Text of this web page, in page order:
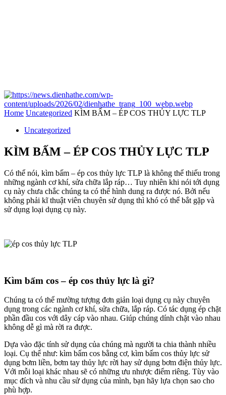
Home Uncategorized KÌM BẤM – ÉP COS THỦY LỰC TLP
Uncategorized
KÌM BẤM – ÉP COS THỦY LỰC TLP
Có thể nói, kìm bấm – ép cos thủy lực TLP là không thể thiếu trong
những ngành cơ khí, sửa chữa lắp ráp… Tuy nhiên khi nói tới dụng
cụ này chưa chắc chúng ta có thể hình dung ra được nó. Bởi nếu
không phải kĩ thuật viên chuyên sử dụng thì khó có thể bắt gặp và
sử dụng loại dụng cụ này.
Kìm bấm cos – ép cos thủy lực là gì?
Chúng ta có thể mường tượng đơn giản loại dụng cụ này chuyên
dụng trong các ngành cơ khí, sửa chữa, lắp ráp. Có tác dụng ép chặt
phần đầu cos với dây cáp vào nhau. Giúp chúng dính chặt vào nhau
không dễ gì mà rời ra được.
Dựa vào đặc tính sử dụng của chúng mà người ta chia thành nhiều
loại. Cụ thể như: kìm bấm cos bằng cơ, kìm bấm cos thủy lực sử
dụng bơm liền, bơm tay thủy lực rời hay sử dụng bơm điện thủy lực.
Với mỗi loại khác nhau sẽ có những ưu nhược điểm riêng. Tùy vào
mục đích và nhu cầu sử dụng của mình, bạn hãy lựa chọn sao cho
phù hợp.